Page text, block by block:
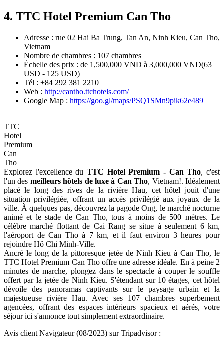
4. TTC Hotel Premium Can Tho
Adresse : rue 02 Hai Ba Trung, Tan An, Ninh Kieu, Can Tho,
Vietnam
Nombre de chambres : 107 chambres
Échelle des prix : de 1,500,000 VND à 3,000,000 VND(63
USD - 125 USD)
Tél : +84 292 381 2210
Web : http://cantho.ttchotels.com/
Google Map : https://goo.gl/maps/PSQ1SMn9pik62e489
TTC
Hotel
Premium
Can
Tho
Explorez l'excellence du TTC Hotel Premium - Can Tho, c'est
l'un des meilleurs hôtels de luxe à Can Tho, Vietnam!. Idéalement
placé le long des rives de la rivière Hau, cet hôtel jouit d'une
situation privilégiée, offrant un accès privilégié aux joyaux de la
ville. À quelques pas, découvrez la pagode Ong, le marché nocturne
animé et le stade de Can Tho, tous à moins de 500 mètres. Le
célèbre marché flottant de Cai Rang se situe à seulement 6 km,
l'aéroport de Can Tho à 7 km, et il faut environ 3 heures pour
rejoindre Hô Chi Minh-Ville.
Ancré le long de la pittoresque jetée de Ninh Kieu à Can Tho, le
TTC Hotel Premium Can Tho offre une adresse idéale. En à peine 2
minutes de marche, plongez dans le spectacle à couper le souffle
offert par la jetée de Ninh Kieu. S'étendant sur 10 étages, cet hôtel
dévoile des panoramas captivants sur le paysage urbain et la
majestueuse rivière Hau. Avec ses 107 chambres superbement
agencées, offrant des espaces intérieurs spacieux et aérés, votre
séjour ici s'annonce tout simplement extraordinaire.
Avis client Navigateur (08/2023) sur Tripadvisor :